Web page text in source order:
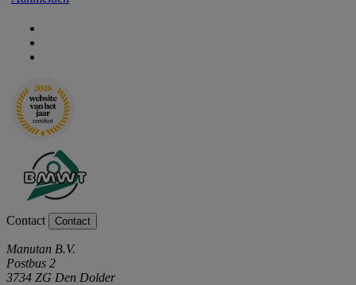
Contact Contact
Manutan B.V.
Postbus 2
3734 ZG Den Dolder